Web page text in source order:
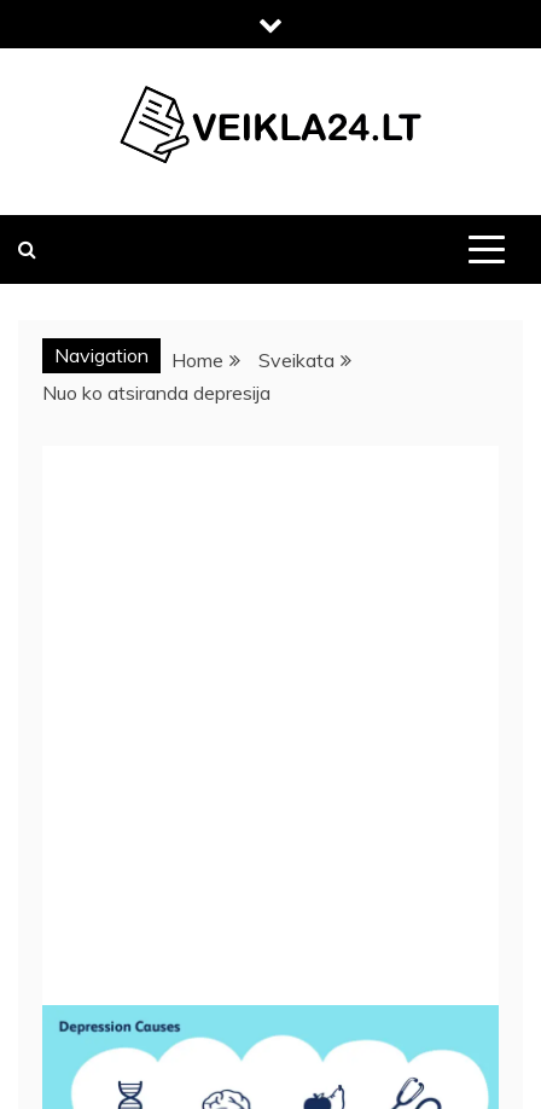
to
Navigation Home
Sveikata
Nuo ko atsiranda depresija